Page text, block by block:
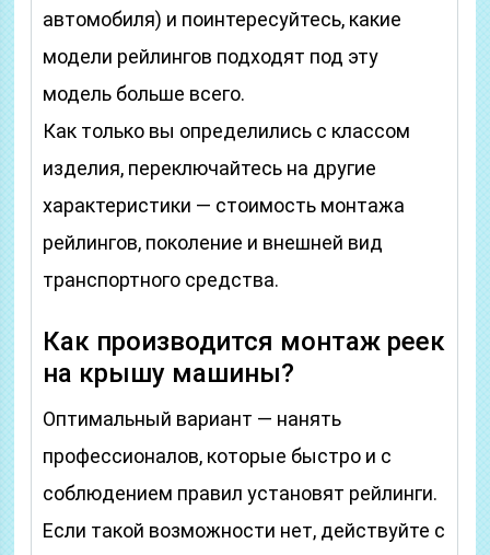
автомобиля) и поинтересуйтесь, какие
модели рейлингов подходят под эту
модель больше всего.
Как только вы определились с классом
изделия, переключайтесь на другие
характеристики — стоимость монтажа
рейлингов, поколение и внешней вид
транспортного средства.
Как производится монтаж реек
на крышу машины?
Оптимальный вариант — нанять
профессионалов, которые быстро и с
соблюдением правил установят рейлинги.
Если такой возможности нет, действуйте с